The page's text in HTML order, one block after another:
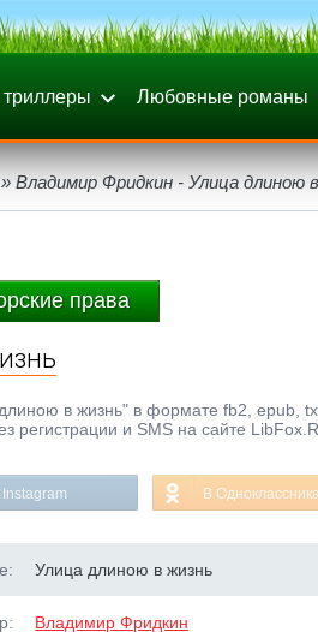
триллеры Любовные романы
» Владимир Фридкин - Улица длиною
права
в жизнь" в формате fb2, epub,
регистрации и SMS на сайте
Instagram В
Улица длиною в жизнь
Владимир Фридкин